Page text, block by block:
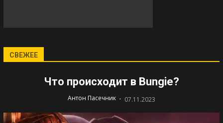
СВЕЖЕЕ
Что происходит в Bungie?
Антон Пасечник - 07.11.2023